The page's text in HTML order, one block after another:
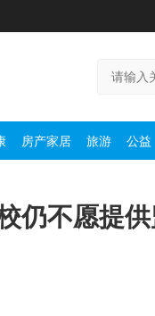
房产家居 旅游 公益
仍不愿提